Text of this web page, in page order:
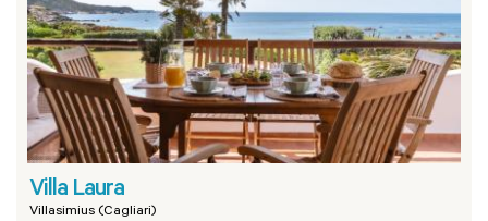
Villa Laura
Villasimius (Cagliari)